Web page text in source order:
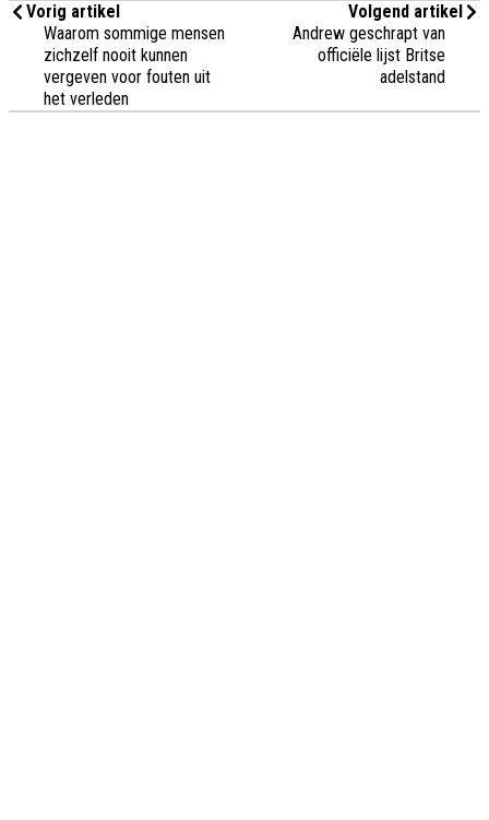
Vorig artikel
Waarom sommige mensen
zichzelf nooit kunnen
vergeven voor fouten uit
het verleden
Volgend artikel
Andrew geschrapt van
officiële lijst Britse
adelstand